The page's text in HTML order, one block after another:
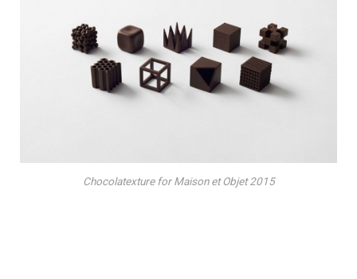
Chocolatexture for Maison et Objet 2015